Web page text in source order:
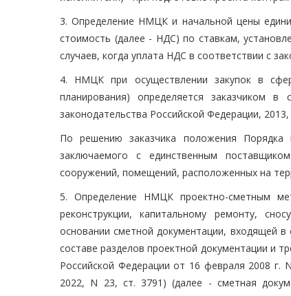
3. Определение НМЦК и начальной цены
стоимость (далее - НДС) по ставкам,
случаев, когда уплата НДС в соответствии с
4. НМЦК при осуществлении закупок в
планирования) определяется заказчиком
законодательства Российской Федерации,
По решению заказчика положения
заключаемого с единственным
сооружений, помещений, расположенных на
5. Определение НМЦК проектно-сметным
реконструкции, капитальному ремонту,
основании сметной документации, входящей
составе разделов проектной документации и
Российской Федерации от 16 февраля 2008 г.
2022, N 23, ст. 3791) (далее - сметная